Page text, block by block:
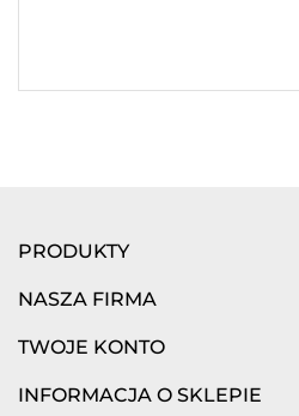
PRODUKTY
NASZA FIRMA
TWOJE KONTO
INFORMACJA O SKLEPIE